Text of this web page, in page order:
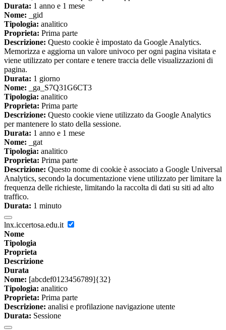
Durata: 1 anno e 1 mese
Nome: _gid
Tipologia: analitico
Proprieta: Prima parte
Descrizione: Questo cookie è impostato da Google Analytics.
Memorizza e aggiorna un valore univoco per ogni pagina visitata e
viene utilizzato per contare e tenere traccia delle visualizzazioni di
pagina.
Durata: 1 giorno
Nome: _ga_S7Q31G6CT3
Tipologia: analitico
Proprieta: Prima parte
Descrizione: Questo cookie viene utilizzato da Google Analytics
per mantenere lo stato della sessione.
Durata: 1 anno e 1 mese
Nome: _gat
Tipologia: analitico
Proprieta: Prima parte
Descrizione: Questo nome di cookie è associato a Google Universal
Analytics, secondo la documentazione viene utilizzato per limitare la
frequenza delle richieste, limitando la raccolta di dati su siti ad alto
traffico.
Durata: 1 minuto
lnx.iccertosa.edu.it
Nome
Tipologia
Proprieta
Descrizione
Durata
Nome: [abcdef0123456789]{32}
Tipologia: analitico
Proprieta: Prima parte
Descrizione: analisi e profilazione navigazione utente
Durata: Sessione